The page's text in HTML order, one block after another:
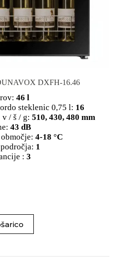
DXFH-16.46
46 l
steklenic 0,75 l: 16
v / š / g: 510, 430, 480 mm
43 dB
4-18 °C
1
: 3